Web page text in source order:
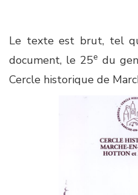
Le texte est brut, tel
document, le 25e du
Cercle historique de